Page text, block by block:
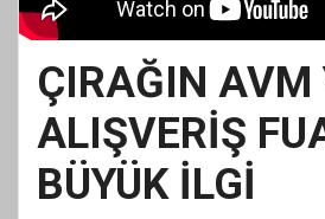
ÇIRAĞIN AVM
ALIŞVERİŞ
BÜYÜK İLGİ